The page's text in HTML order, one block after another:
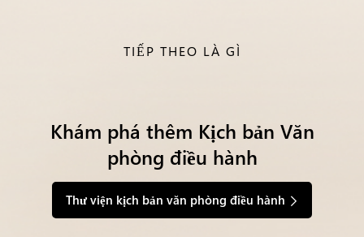
TIẾP THEO LÀ GÌ
Khám phá thêm Kịch bản Văn
phòng điều hành
Thư viện kịch bản văn phòng điều hành